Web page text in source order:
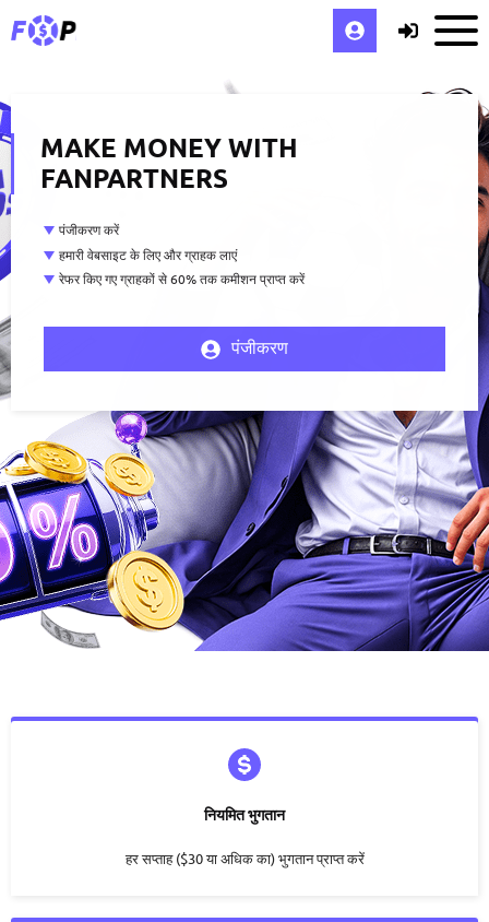
MAKE MONEY WITH
FANPARTNERS
पंजीकरण करें
हमारी वेबसाइट के लिए और ग्राहक लाएं
रेफर किए गए ग्राहकों से 60% तक कमीशन प्राप्त करें
पंजीकरण
नियमित भुगतान
हर सप्ताह ($30 या अधिक का) भुगतान प्राप्त करें